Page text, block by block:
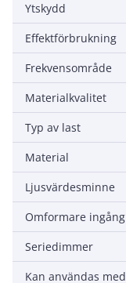
Ytskydd
Effektförbrukning
Frekvensområde
Materialkvalitet
Typ av last
Material
Ljusvärdesminne
Omformare ingång
Seriedimmer